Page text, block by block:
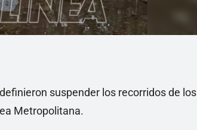
suspender los recorridos de los
Metropolitana.